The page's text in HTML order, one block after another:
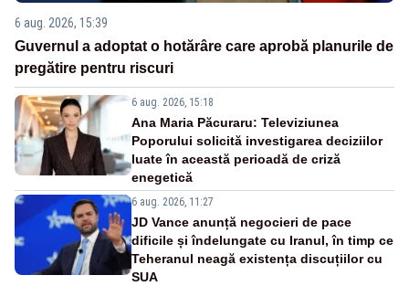
6 aug. 2026, 15:39
Guvernul a adoptat o hotărâre care aprobă planurile de
pregătire pentru riscuri
6 aug. 2026, 15:18
Ana Maria Păcuraru: Televiziunea
Poporului solicită investigarea deciziilor
luate în această perioadă de criză
enegetică
6 aug. 2026, 11:27
JD Vance anunță negocieri de pace
dificile și îndelungate cu Iranul, în timp ce
Teheranul neagă existența discuțiilor cu
SUA